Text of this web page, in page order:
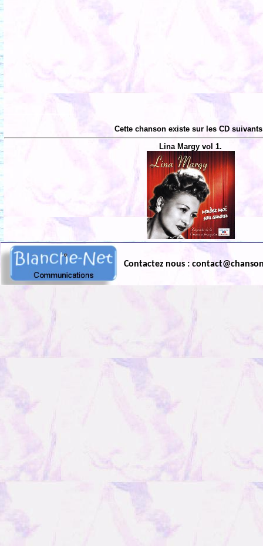
Cette chanson existe sur les CD
Lina Margy vol 1.
Contactez nous :